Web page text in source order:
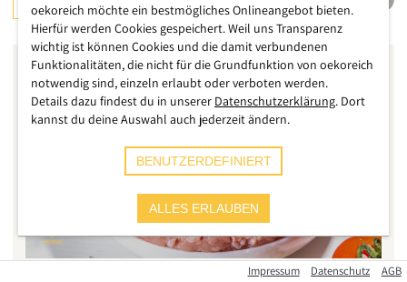
KONSUMENTENSCHUTZ
ERNÄHRUNG
Impressum Datenschutz AGB
oekoreich möchte ein bestmögliches Onlineangebot bieten.
Hierfür werden Cookies gespeichert. Weil uns Transparenz
wichtig ist können Cookies und die damit verbundenen
Funktionalitäten, die nicht für die Grundfunktion von oekoreich
notwendig sind, einzeln erlaubt oder verboten werden.
Details dazu findest du in unserer Datenschutzerklärung. Dort
kannst du deine Auswahl auch jederzeit ändern.
BENUTZERDEFINIERT
ALLES ERLAUBEN